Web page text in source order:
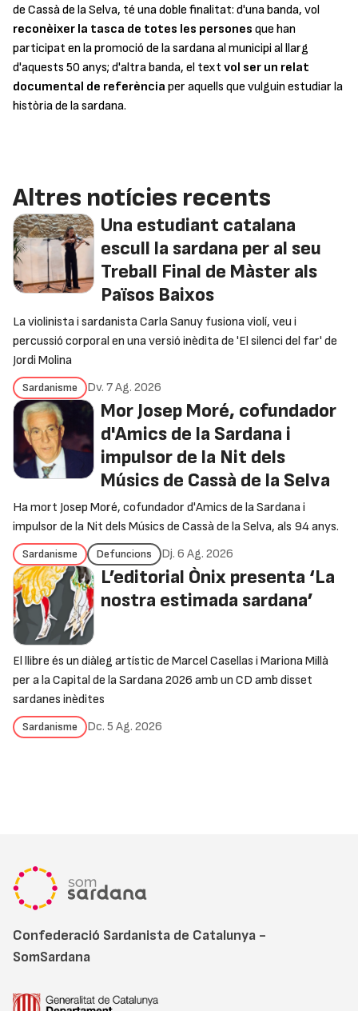
de Cassà de la Selva, té una doble finalitat: d'una banda, vol
reconèixer la tasca de totes les persones que han
participat en la promoció de la sardana al municipi al llarg
d'aquests 50 anys; d'altra banda, el text vol ser un relat
documental de referència per aquells que vulguin estudiar la
història de la sardana.
Altres notícies recents
Una estudiant catalana
escull la sardana per al seu
Treball Final de Màster als
Països Baixos
La violinista i sardanista Carla Sanuy fusiona violí, veu i
percussió corporal en una versió inèdita de 'El silenci del far' de
Jordi Molina
Sardanisme Dv. 7 Ag. 2026
Mor Josep Moré, cofundador
d'Amics de la Sardana i
impulsor de la Nit dels
Músics de Cassà de la Selva
Ha mort Josep Moré, cofundador d'Amics de la Sardana i
impulsor de la Nit dels Músics de Cassà de la Selva, als 94 anys.
Sardanisme Defuncions Dj. 6 Ag. 2026
L’editorial Ònix presenta ‘La
nostra estimada sardana’
El llibre és un diàleg artístic de Marcel Casellas i Mariona Millà
per a la Capital de la Sardana 2026 amb un CD amb disset
sardanes inèdites
Sardanisme Dc. 5 Ag. 2026
Confederació Sardanista de Catalunya -
SomSardana